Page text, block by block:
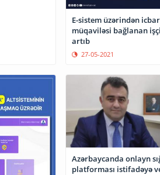
E-sistem üzərindən
müqaviləsi bağlanan
artıb
27-05-2021
Azərbaycanda onlayn
platforması istifadəyə